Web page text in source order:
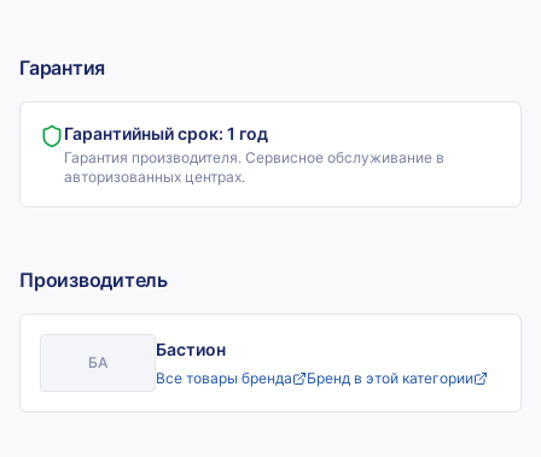
Гарантия
Гарантийный срок: 1 год
Гарантия производителя. Сервисное обслуживание в
авторизованных центрах.
Производитель
БА
Бастион
Все товары бренда Бренд в этой категории